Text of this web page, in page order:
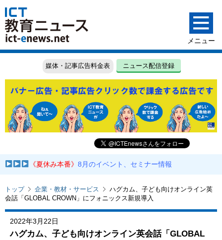
媒体・記事広告料金表 ニュース配信登録
《夏休み本番》8月のイベント、セミナー情報
トップ 企業・教材・サービス
ハグカム、子ども向けオンライン英
会話「GLOBAL CROWN」にフォニックス新規導入
2022年3月22日
ハグカム、子ども向けオンライン英会話「GLOBAL